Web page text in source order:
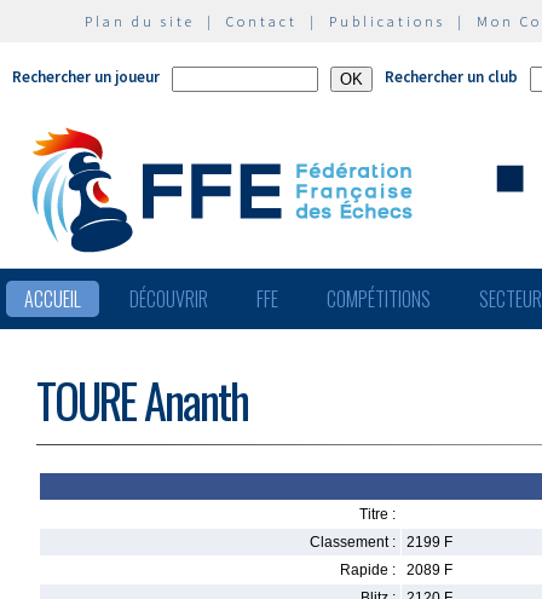
Plan du site | Contact | Publications | Mon
Rechercher un joueur Rechercher un club
ACCUEIL DÉCOUVRIR FFE COMPÉTITIONS
TOURE Ananth
Titre :
Classement :
2199 F
Rapide :
2089 F